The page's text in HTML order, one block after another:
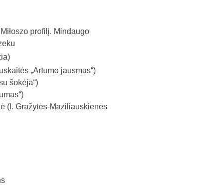
profilį. Mindaugo
„Artumo jausmas“)
šokėja“)
(I. Gražytės-Maziliauskienės